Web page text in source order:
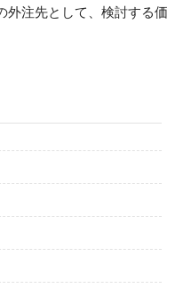
外注先として、検討する価